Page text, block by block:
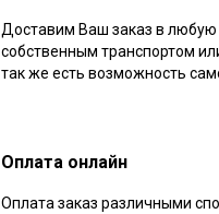
Доставим Ваш заказ в любую
собственным транспортом
так же есть возможность
Оплата онлайн
Оплата заказ различными